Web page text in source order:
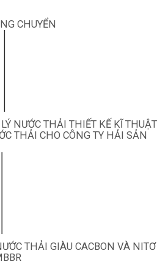
CHUYỂN
NƯỚC THẢI THIẾT KẾ KĨ THUẬT
THẢI CHO CÔNG TY HẢI SẢN
THẢI GIÀU CACBON VÀ NITƠ